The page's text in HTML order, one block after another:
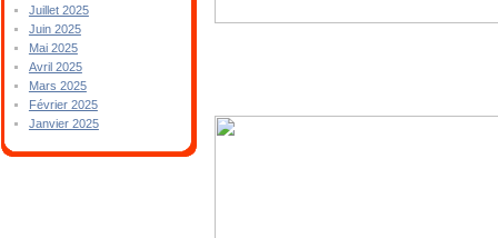
Juillet 2025
Juin 2025
Mai 2025
Avril 2025
Mars 2025
Février 2025
Janvier 2025